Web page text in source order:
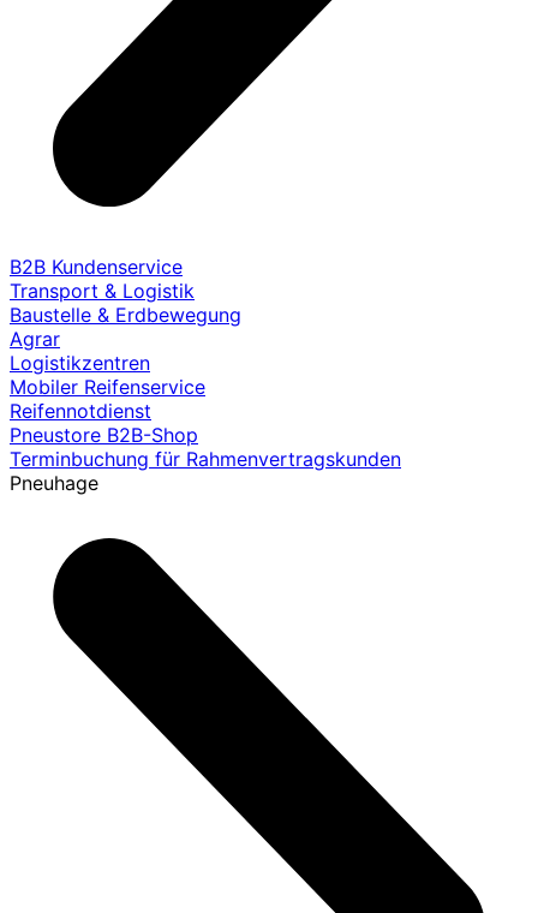
B2B Kundenservice
Transport & Logistik
Baustelle & Erdbewegung
Agrar
Logistikzentren
Mobiler Reifenservice
Reifennotdienst
Pneustore B2B-Shop
Terminbuchung für Rahmenvertragskunden
Pneuhage